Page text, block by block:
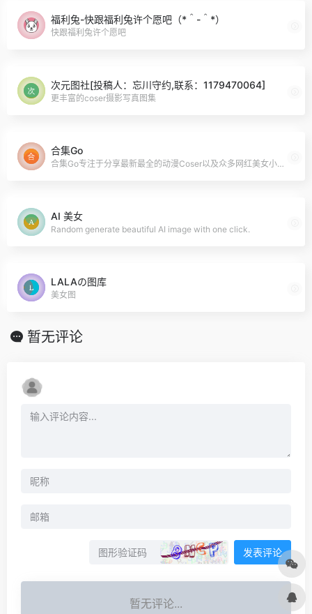
福利兔-快跟福利兔许个愿吧（*＾-＾*）
快跟福利兔许个愿吧
次元图社[投稿人：忘川守约,联系：1179470064]
更丰富的coser摄影写真图集
合集Go
合集Go专注于分享最新最全的动漫Coser以及众多网红美女小姐姐的写真作品合集，为您打造最舒适的收藏体验。
AI 美女
Random generate beautiful AI image with one click.
LALAの图库
美女图
暂无评论
发表评论
暂无评论...